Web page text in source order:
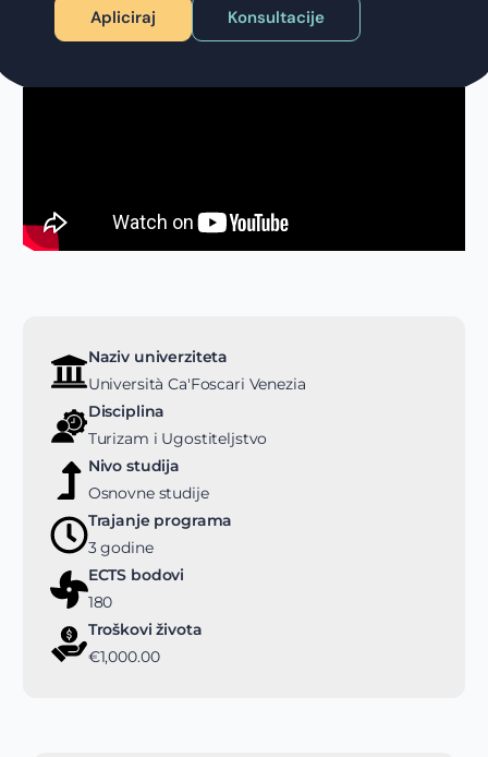
Apliciraj Konsultacije
Naziv univerziteta
Università Ca'Foscari Venezia
Disciplina
Turizam i Ugostiteljstvo
Nivo studija
Osnovne studije
Trajanje programa
3 godine
ECTS bodovi
180
Troškovi života
€1,000.00